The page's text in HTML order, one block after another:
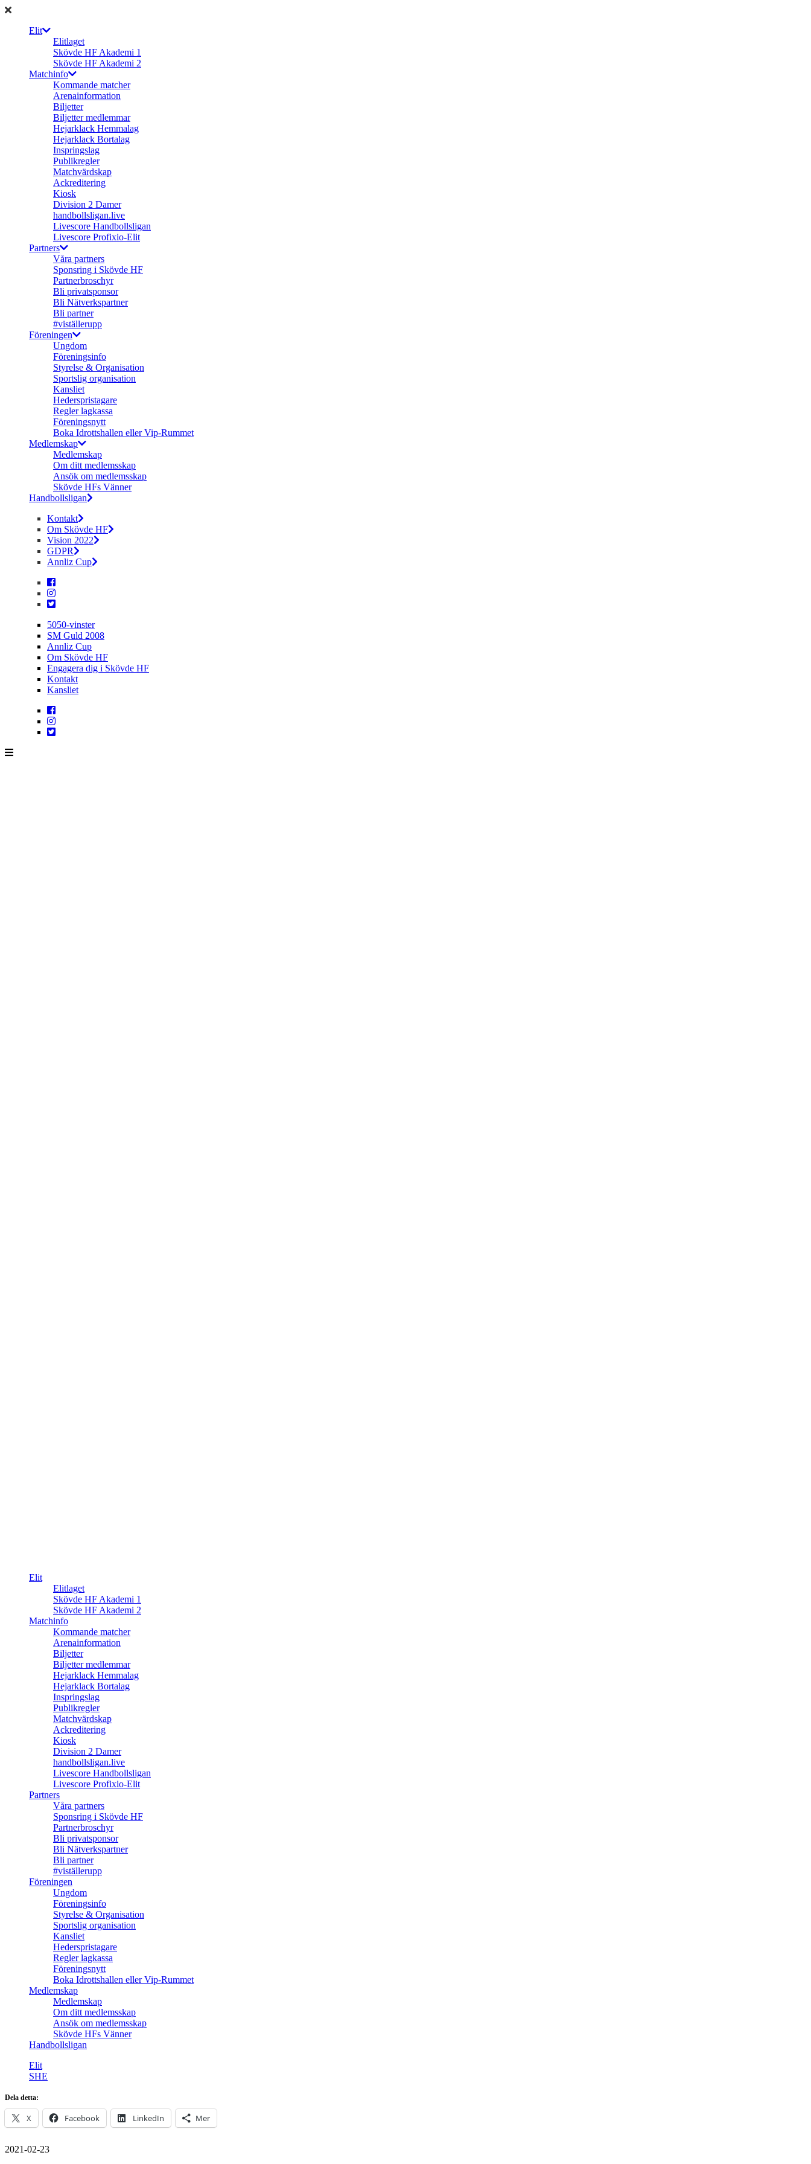
Elit
Elitlaget
Skövde HF Akademi 1
Skövde HF Akademi 2
Matchinfo
Kommande matcher
Arenainformation
Biljetter
Biljetter medlemmar
Hejarklack Hemmalag
Hejarklack Bortalag
Inspringslag
Publikregler
Matchvärdskap
Ackreditering
Kiosk
Division 2 Damer
handbollsligan.live
Livescore Handbollsligan
Livescore Profixio-Elit
Partners
Våra partners
Sponsring i Skövde HF
Partnerbroschyr
Bli privatsponsor
Bli Nätverkspartner
Bli partner
#viställerupp
Föreningen
Ungdom
Föreningsinfo
Styrelse & Organisation
Sportslig organisation
Kansliet
Hederspristagare
Regler lagkassa
Föreningsnytt
Boka Idrottshallen eller Vip-Rummet
Medlemskap
Medlemskap
Om ditt medlemsskap
Ansök om medlemsskap
Skövde HFs Vänner
Handbollsligan
Kontakt
Om Skövde HF
Vision 2022
GDPR
Annliz Cup
5050-vinster
SM Guld 2008
Annliz Cup
Om Skövde HF
Engagera dig i Skövde HF
Kontakt
Kansliet
Elit
Elitlaget
Skövde HF Akademi 1
Skövde HF Akademi 2
Matchinfo
Kommande matcher
Arenainformation
Biljetter
Biljetter medlemmar
Hejarklack Hemmalag
Hejarklack Bortalag
Inspringslag
Publikregler
Matchvärdskap
Ackreditering
Kiosk
Division 2 Damer
handbollsligan.live
Livescore Handbollsligan
Livescore Profixio-Elit
Partners
Våra partners
Sponsring i Skövde HF
Partnerbroschyr
Bli privatsponsor
Bli Nätverkspartner
Bli partner
#viställerupp
Föreningen
Ungdom
Föreningsinfo
Styrelse & Organisation
Sportslig organisation
Kansliet
Hederspristagare
Regler lagkassa
Föreningsnytt
Boka Idrottshallen eller Vip-Rummet
Medlemskap
Medlemskap
Om ditt medlemsskap
Ansök om medlemsskap
Skövde HFs Vänner
Handbollsligan
Elit
SHE
Dela detta:
X Facebook LinkedIn Mer
2021-02-23